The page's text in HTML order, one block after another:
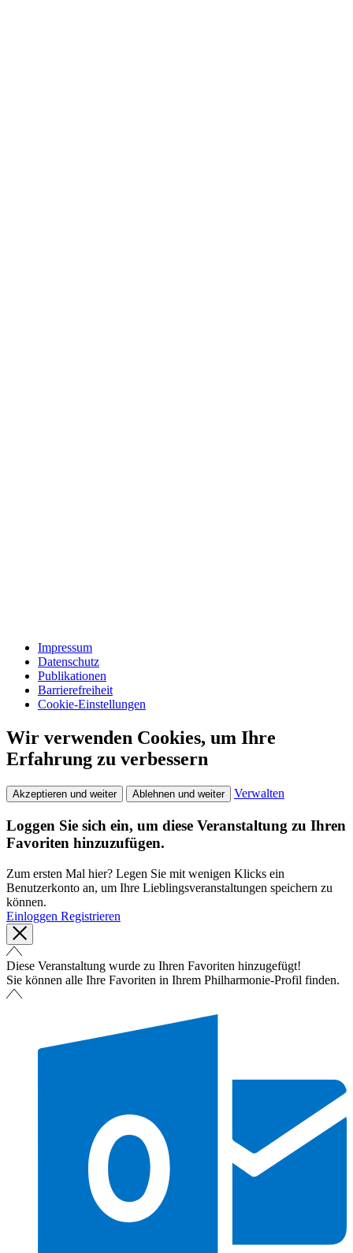
Impressum
Datenschutz
Publikationen
Barrierefreiheit
Cookie-Einstellungen
Wir verwenden Cookies, um Ihre
Erfahrung zu verbessern
Akzeptieren und weiter Ablehnen und weiter Verwalten
Loggen Sie sich ein, um diese Veranstaltung zu Ihren
Favoriten hinzuzufügen.
Zum ersten Mal hier? Legen Sie mit wenigen Klicks ein
Benutzerkonto an, um Ihre Lieblingsveranstaltungen speichern zu
können.
Einloggen Registrieren
Diese Veranstaltung wurde zu Ihren Favoriten hinzugefügt!
Sie können alle Ihre Favoriten in Ihrem Philharmonie-Profil finden.